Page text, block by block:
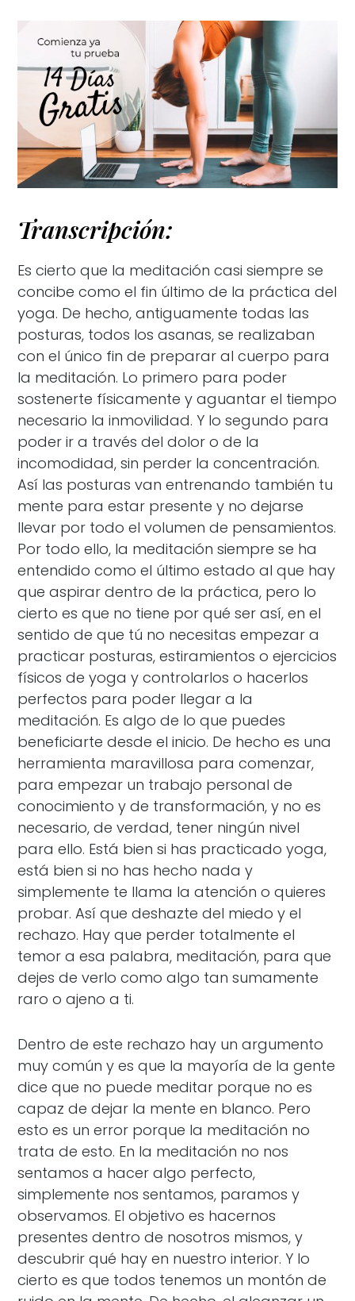
Transcripción:
Es cierto que la meditación casi siempre se
concibe como el fin último de la práctica del
yoga. De hecho, antiguamente todas las
posturas, todos los asanas, se realizaban
con el único fin de preparar al cuerpo para
la meditación. Lo primero para poder
sostenerte físicamente y aguantar el tiempo
necesario la inmovilidad. Y lo segundo para
poder ir a través del dolor o de la
incomodidad, sin perder la concentración.
Así las posturas van entrenando también tu
mente para estar presente y no dejarse
llevar por todo el volumen de pensamientos.
Por todo ello, la meditación siempre se ha
entendido como el último estado al que hay
que aspirar dentro de la práctica, pero lo
cierto es que no tiene por qué ser así, en el
sentido de que tú no necesitas empezar a
practicar posturas, estiramientos o ejercicios
físicos de yoga y controlarlos o hacerlos
perfectos para poder llegar a la
meditación. Es algo de lo que puedes
beneficiarte desde el inicio. De hecho es una
herramienta maravillosa para comenzar,
para empezar un trabajo personal de
conocimiento y de transformación, y no es
necesario, de verdad, tener ningún nivel
para ello. Está bien si has practicado yoga,
está bien si no has hecho nada y
simplemente te llama la atención o quieres
probar. Así que deshazte del miedo y el
rechazo. Hay que perder totalmente el
temor a esa palabra, meditación, para que
dejes de verlo como algo tan sumamente
raro o ajeno a ti.
Dentro de este rechazo hay un argumento
muy común y es que la mayoría de la gente
dice que no puede meditar porque no es
capaz de dejar la mente en blanco. Pero
esto es un error porque la meditación no
trata de esto. En la meditación no nos
sentamos a hacer algo perfecto,
simplemente nos sentamos, paramos y
observamos. El objetivo es hacernos
presentes dentro de nosotros mismos, y
descubrir qué hay en nuestro interior. Y lo
cierto es que todos tenemos un montón de